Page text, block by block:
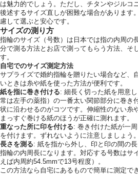
は魅力的でしょう。ただし、チタンやジルコ
後述するサイズ直しが困難な場合があります
慮して選ぶと安心です。
サイズの測り方
指輪のサイズ（号数）は日本では指の内周の
分で測る方法とお店で測ってもらう方法、そ
す。
自宅でのサイズ測定方法
サプライズで婚約指輪を贈りたい場合など、
いときは糸や紙を使った方法が便利です。
紙を指に巻き付ける: 細長く切った紙を用意
常は左手の薬指）の一番太い関節部分に巻き
状に沿わせるのがコツです。伸縮性のない糸
まっすぐ巻ける紙のほうが正確に測れます。
重なった所に印を付ける: 巻き付けた紙が一
を付けます。ずれないように注意しましょう。
長さを測る: 紙を指から外し、印と印の間の
指輪の内周長になります。対応する号数はサ
えば内周約54.5mmで13号程度）。
この方法なら自宅にあるもので簡単に測定で